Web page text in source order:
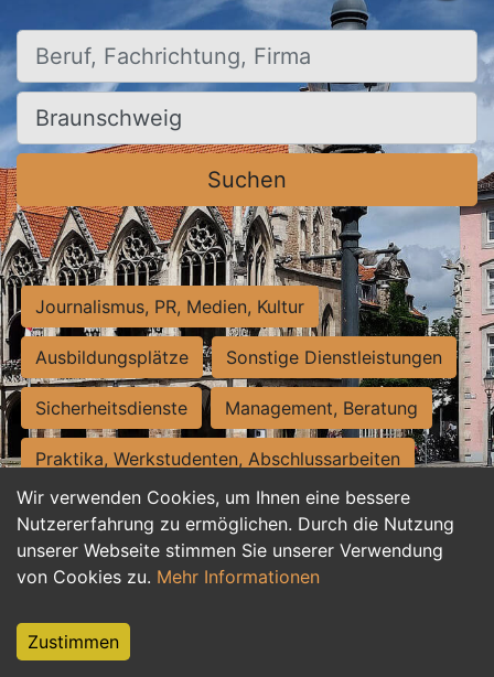
Wir verwenden Cookies, um Ihnen eine bessere
Nutzererfahrung zu ermöglichen. Durch die Nutzung
unserer Webseite stimmen Sie unserer Verwendung
von Cookies zu. Mehr Informationen
Zustimmen
Beruf, Fachrichtung, Firma
Ort, Stadt
Suchen
Journalismus, PR, Medien, Kultur
Ausbildungsplätze Sonstige Dienstleistungen
Sicherheitsdienste Management, Beratung
Praktika, Werkstudenten, Abschlussarbeiten
Personalwesen Assistenz, Sekretariat
Hilfskräfte, Aushilfs- und Nebenjobs
Weiterbildung, Studium, duale Ausbildung